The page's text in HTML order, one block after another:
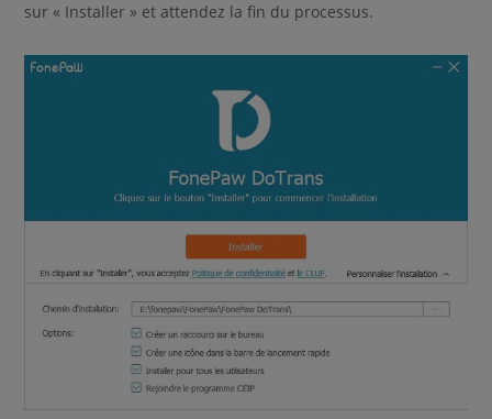
sur « Installer » et attendez la fin du processus.